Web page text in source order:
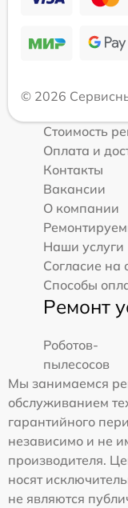
© 2026
Стоимость
Оплата и
Контакты
Вакансии
О компании
Наши услуги
Согласие на
Способы
Ремонт
Роботов-
пылесосов
Мы занимаемся
обслуживанием
гарантийного
независимо и не
производителя.
носят
не являются